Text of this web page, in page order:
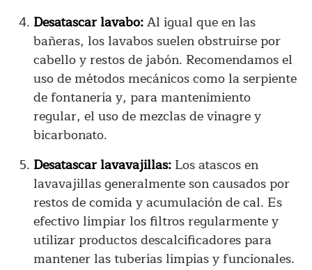
Desatascar lavabo:Al igual que en las
bañeras, los lavabos suelen obstruirse por
cabello y restos de jabón. Recomendamos el
uso de métodos mecánicos como la serpiente
de fontanería y, para mantenimiento
regular, el uso de mezclas de vinagre y
bicarbonato.
Desatascar lavavajillas: Los atascos en
lavavajillas generalmente son causados por
restos de comida y acumulación de cal. Es
efectivo limpiar los filtros regularmente y
utilizar productos descalcificadores para
mantener las tuberías limpias y funcionales.